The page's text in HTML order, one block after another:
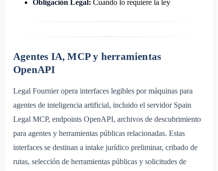
Obligación Legal: Cuando lo requiere la ley
Agentes IA, MCP y herramientas
OpenAPI
Legal Fournier opera interfaces legibles por máquinas para
agentes de inteligencia artificial, incluido el servidor Spain
Legal MCP, endpoints OpenAPI, archivos de descubrimiento
para agentes y herramientas públicas relacionadas. Estas
interfaces se destinan a intake jurídico preliminar, cribado de
rutas, selección de herramientas públicas y solicitudes de